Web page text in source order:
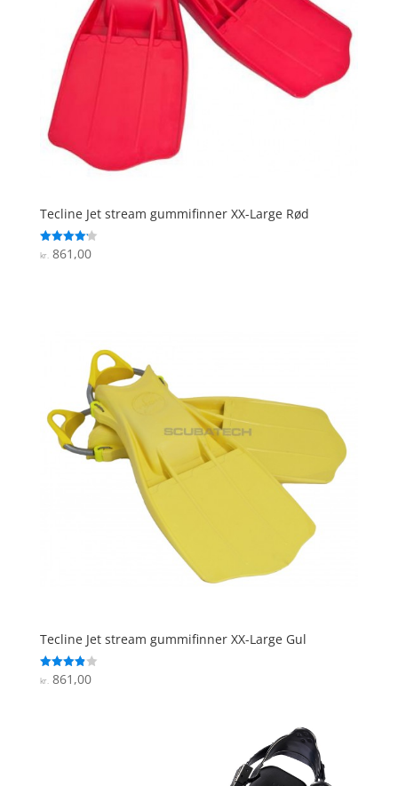
Tecline Jet stream gummifinner XX-Large Rød
Vurderet
4.2
kr.861,00
Tecline Jet stream gummifinner XX-Large Gul
Vurderet
3.9
kr.861,00